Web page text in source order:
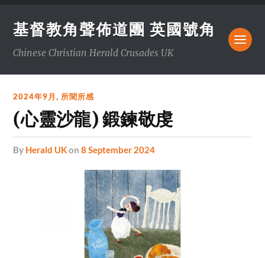
基督教角聲佈道團 英國號角
Chinese Christian Herald Crusades UK
2024年9月, 所聞所感
(心靈沙龍) 鍛鍊敬虔
by Herald UKon8 September 2024